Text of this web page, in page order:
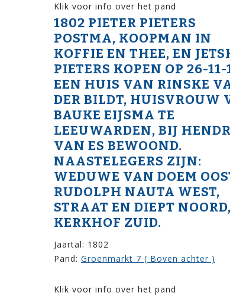
Klik voor info over het pand
1802 PIETER PIETERS
POSTMA, KOOPMAN IN
KOFFIE EN THEE, EN
PIETERS KOPEN OP 26-
EEN HUIS VAN RINSKE
DER BILDT, HUISVROUW
BAUKE EIJSMA TE
LEEUWARDEN, BIJ
VAN ES BEWOOND.
NAASTELEGERS ZIJN:
WEDUWE VAN DOEM
RUDOLPH NAUTA WEST,
STRAAT EN DIEPT NOORD,
KERKHOF ZUID.
Jaartal: 1802
Pand: Groenmarkt 7 ( Boven achter )
Klik voor info over het pand